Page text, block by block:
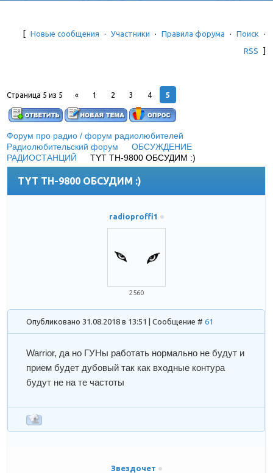
[ Новые сообщения · Участники · Правила форума · Поиск
·
RSS
]
Страница 5 из 5 « 1 2 3 4 5
Форум про радио / форум радиолюбителей
Радиолюбительский форум
ОБСУЖДЕНИЕ
РАДИОСТАНЦИЙ
TYT TH-9800 ОБСУДИМ :)
TYT TH-9800 ОБСУДИМ :)
radioproffi1
2560
Опубликовано 31.08.2018 в 13:51 | Сообщение #61
Warrior, да но ГУНы работать нормально не будут и
прием будет дубовый так как входные контура
будут не на те частоты
Звездочет